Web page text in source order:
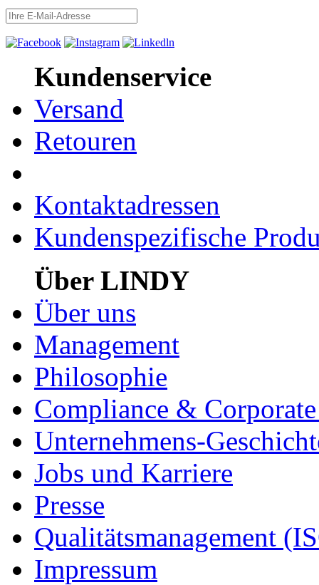
Kundenservice
Versand
Retouren
Kontaktadressen
Kundenspezifische
Über LINDY
Über uns
Management
Philosophie
Compliance &
Unternehmens-
Jobs und Karriere
Presse
Qualitätsmanagement
Impressum